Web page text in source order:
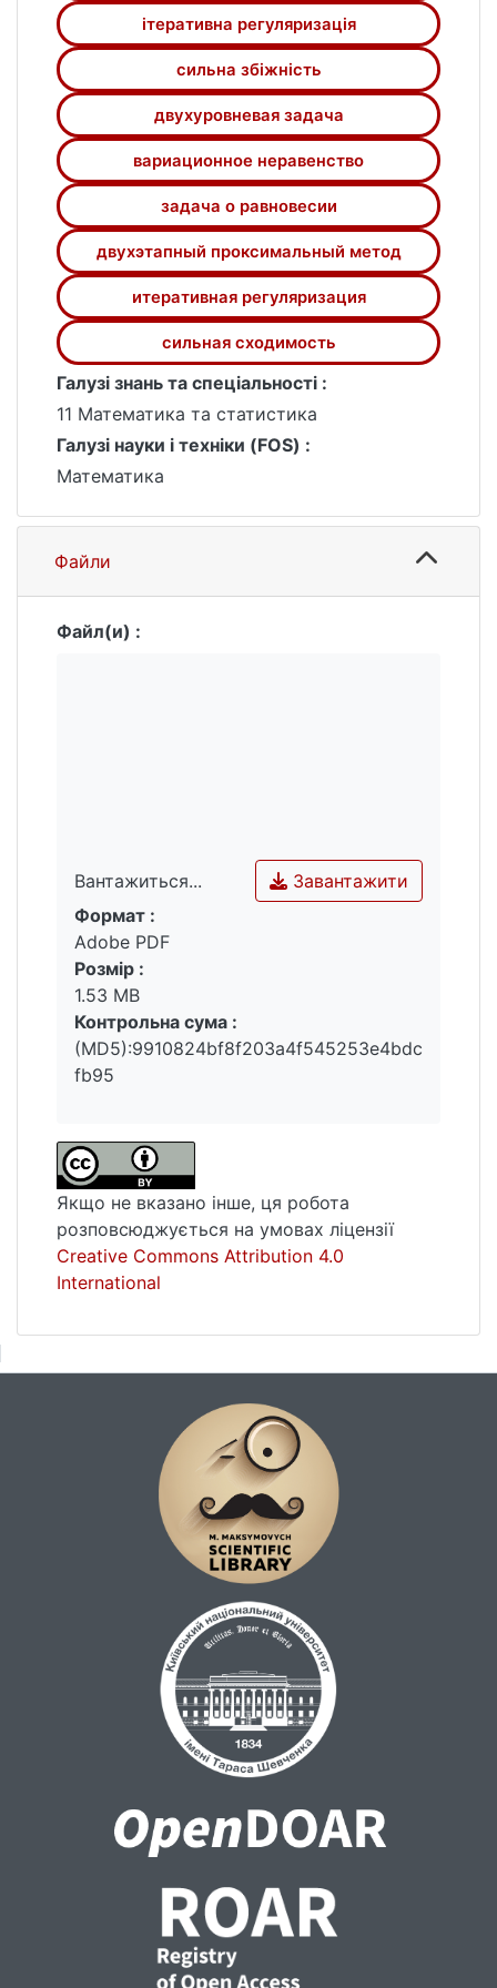
iтеративна регуляризацiя
сильна збiжнiсть
двухуровневая задача
вариационное неравенство
задача о равновесии
двухэтапный проксимальный метод
итеративная регуляризация
сильная сходимость
Галузі знань та спеціальності :
11 Математика та статистика
Галузі науки і техніки (FOS) :
Математика
Файли
Файл(и) :
Вантажиться...
Вантажиться...
Завантажити
Формат :
Adobe PDF
Розмір :
1.53 MB
Контрольна сума :
(MD5):9910824bf8f203a4f545253e4bdc
fb95
Якщо не вказано інше, ця робота
розповсюджується на умовах ліцензії
Creative Commons Attribution 4.0
International